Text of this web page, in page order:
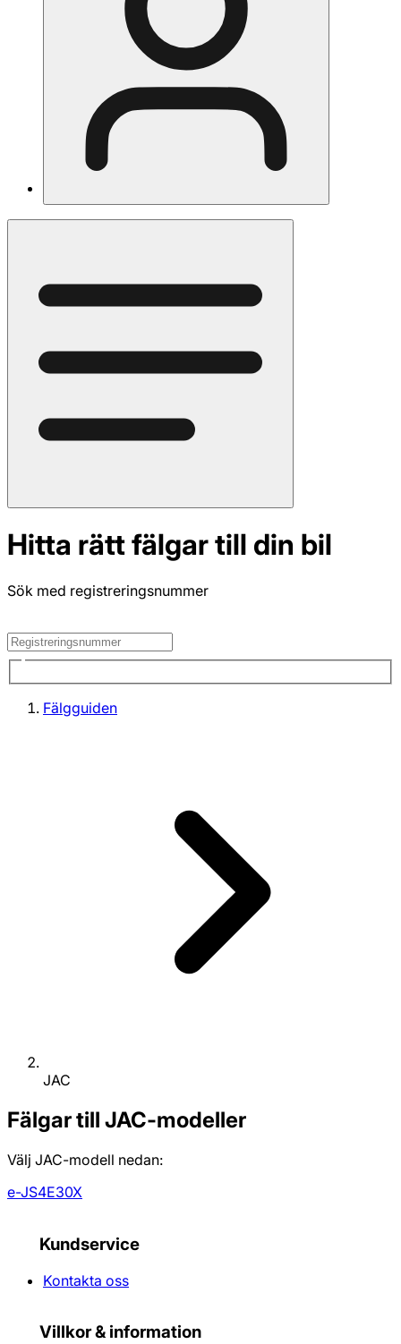
Hitta rätt fälgar till din bil
Sök med registreringsnummer
Fälgguiden
JAC
Fälgar till JAC-modeller
Välj JAC-modell nedan:
e-JS4E30X
Kundservice
Kontakta oss
Villkor & information